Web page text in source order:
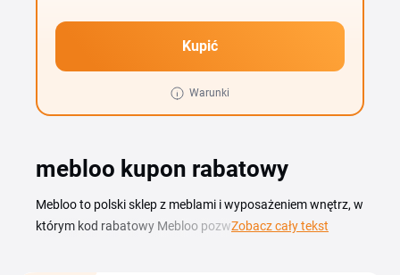
Kupić
Warunki
mebloo kupon rabatowy
Mebloo to polski sklep z meblami i wyposażeniem wnętrz, w
którym kod rabatowy Mebloo pozwala Ci obniżyć cenę
Zobacz cały tekst